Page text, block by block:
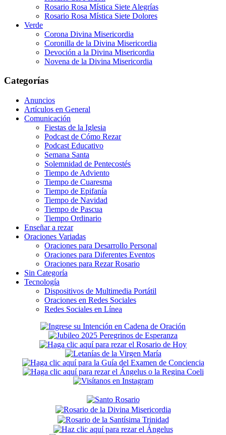
Rosario Rosa Mística Siete Alegrías
Rosario Rosa Mística Siete Dolores
Verde
Corona Divina Misericordia
Coronilla de la Divina Misericordia
Devoción a la Divina Misericordia
Novena de la Divina Misericordia
Categorías
Anuncios
Artículos en General
Comunicación
Fiestas de la Iglesia
Podcast de Cómo Rezar
Podcast Educativo
Semana Santa
Solemnidad de Pentecostés
Tiempo de Adviento
Tiempo de Cuaresma
Tiempo de Epifanía
Tiempo de Navidad
Tiempo de Pascua
Tiempo Ordinario
Enseñar a rezar
Oraciones Variadas
Oraciones para Desarrollo Personal
Oraciones para Diferentes Eventos
Oraciones para Rezar Rosario
Sin Categoría
Tecnología
Dispositivos de Multimedia Portátil
Oraciones en Redes Sociales
Redes Sociales en Línea
Secondary
Sidebar